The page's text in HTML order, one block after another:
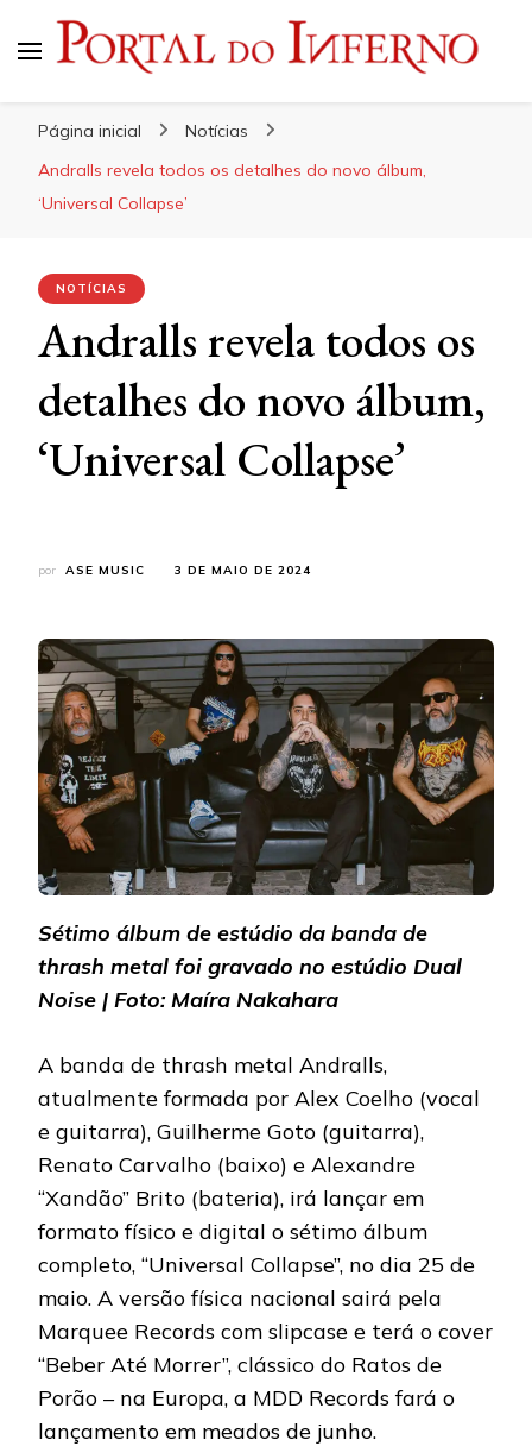
Página inicial
Notícias
Andralls revela todos os detalhes do novo álbum,
‘Universal Collapse’
NOTÍCIAS
Andralls revela todos os
detalhes do novo álbum,
‘Universal Collapse’
por ASE MUSIC 3 DE MAIO DE 2024
Sétimo álbum de estúdio da banda de
thrash metal foi gravado no estúdio Dual
Noise | Foto: Maíra Nakahara
A banda de thrash metal Andralls,
atualmente formada por Alex Coelho (vocal
e guitarra), Guilherme Goto (guitarra),
Renato Carvalho (baixo) e Alexandre
“Xandão” Brito (bateria), irá lançar em
formato físico e digital o sétimo álbum
completo, “Universal Collapse”, no dia 25 de
maio. A versão física nacional sairá pela
Marquee Records com slipcase e terá o cover
“Beber Até Morrer”, clássico do Ratos de
Porão – na Europa, a MDD Records fará o
lançamento em meados de junho.